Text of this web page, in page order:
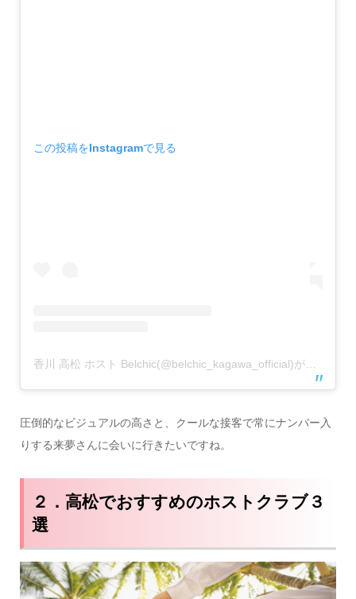
この投稿をInstagramで見る
香川 高松 ホスト Belchic(@belchic_kagawa_official)がシェアした投稿
圧倒的なビジュアルの高さと、クールな接客で常にナンバー入
りする来夢さんに会いに行きたいですね。
２．高松でおすすめのホストクラブ３
選